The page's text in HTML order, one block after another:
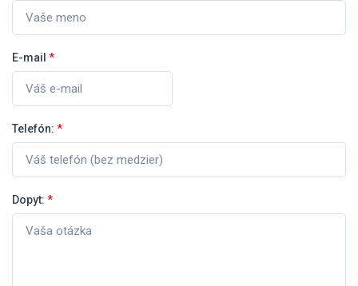
E-mail *
Telefón: *
Dopyt: *